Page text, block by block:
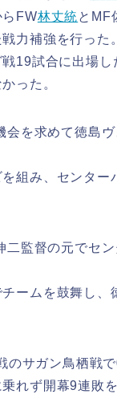
らFW林丈統とMF
力補強を行った。
19試合に出場
った。
会を求めて徳島
組み、センター
二監督の元でセ
ームを鼓舞し、
のサガン鳥栖戦
れず開幕9連敗